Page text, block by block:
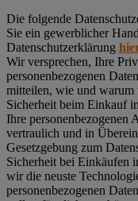
Die folgende
Sie ein gewerblicher
Datenschutzerklärung
Wir versprechen, Ihre
personenbezogenen
mitteilen, wie und warum
Sicherheit beim Einkauf
Ihre personenbezogenen
vertraulich und in
Gesetzgebung zum
Sicherheit bei Einkäufen
wir die neuste
personenbezogenen